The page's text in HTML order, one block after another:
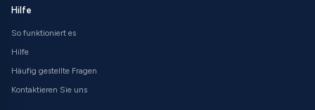
Hilfe
So funktioniert es
Hilfe
Häufig gestellte Fragen
Kontaktieren Sie uns